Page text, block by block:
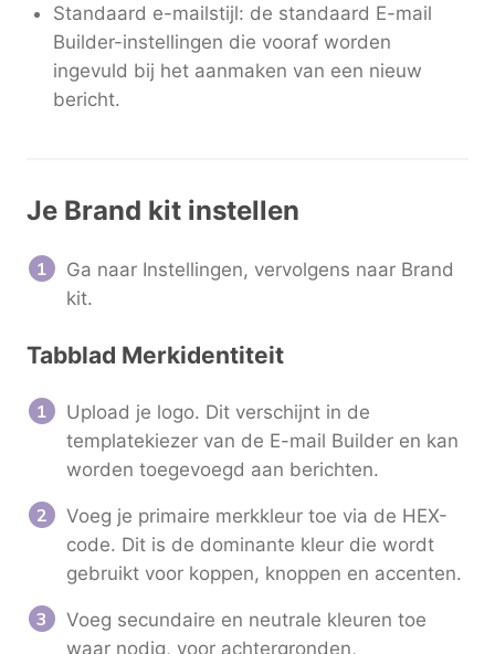
Standaard e-mailstijl: de standaard E-mail
Builder-instellingen die vooraf worden
ingevuld bij het aanmaken van een nieuw
bericht.
Je Brand kit instellen
Ga naar Instellingen, vervolgens naar Brand
kit.
Tabblad Merkidentiteit
Upload je logo. Dit verschijnt in de
templatekiezer van de E-mail Builder en kan
worden toegevoegd aan berichten.
Voeg je primaire merkkleur toe via de HEX-
code. Dit is de dominante kleur die wordt
gebruikt voor koppen, knoppen en accenten.
Voeg secundaire en neutrale kleuren toe
waar nodig, voor achtergronden,